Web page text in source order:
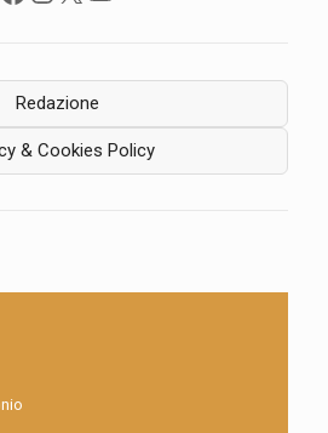
Redazione
& Cookies Policy